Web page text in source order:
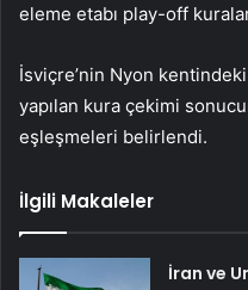
eleme etabı play-off
İsviçre’nin Nyon
yapılan kura çekimi
eşleşmeleri belirlendi.
İlgili Makaleler
İran ve